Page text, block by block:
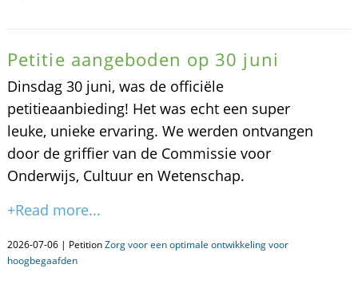
Petitie aangeboden op 30 juni
Dinsdag 30 juni, was de officiële
petitieaanbieding! Het was echt een super
leuke, unieke ervaring. We werden ontvangen
door de griffier van de Commissie voor
Onderwijs, Cultuur en Wetenschap.
+Read more...
2026-07-06 | PetitionZorg voor een optimale ontwikkeling voor
hoogbegaafden